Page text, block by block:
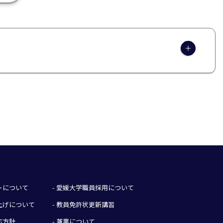
について
げについて
- 愛媛大学職員採用について
- 教員免許状更新講習